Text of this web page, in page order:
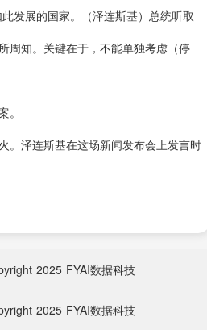
发展的国家。（泽连斯基）总统听取
周知。关键在于，不能单独考虑（停
。泽连斯基在这场新闻发布会上发言时
2025 FYAI数据科技
2025 FYAI数据科技